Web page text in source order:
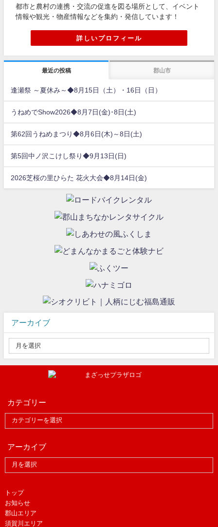
都市と農村の連携・交流の促進を図る場所として、イベント
情報や観光・物産情報などを集約・発信しています！
詳しいプロフィール
最近の投稿 郡山市
逢瀬祭 ～夏休み～◆8月15日（土）・16日（日）
うねめでShow2026◆8月7日(金)･8日(土)
第62回うねめまつり◆8月6日(木)～8日(土)
第5回中ノ沢こけし祭り◆9月13日(日)
2026芝桜の里ひらた 花火大会◆8月14日(金)
アーカイブ
カテゴリー
アーカイブ
トップ
お知らせ
郡山エリア
須賀川エリア